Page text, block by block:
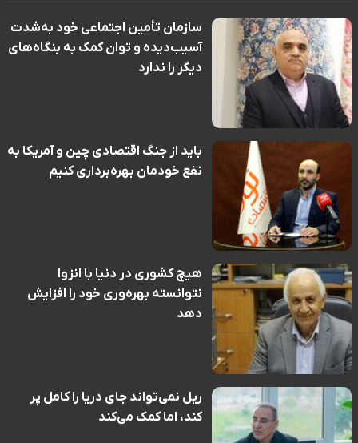
سازمان تأمین اجتماعی خود به‌شدت
آسیب‌دیده و توان کمک به بنگاه‌های
دیگر را ندارد
باید از جنگ اقتصادی چین و آمریکا به
نفع خودمان بهره‌برداری کنیم
هیچ کشوری در دنیا با انزوا
نتوانسته بهره‌وری خود را افزایش
دهد
ریل نمی‌تواند جای دریا را کامل پر
کند، اما کمک می‌کند